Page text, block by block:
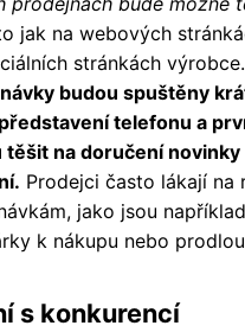
jak na webových
stránkách výrobce.
budou spuštěny
telefonu a
těšit na doručení novinky
Prodejci často lákají na
jako jsou
k nákupu nebo
s konkurencí